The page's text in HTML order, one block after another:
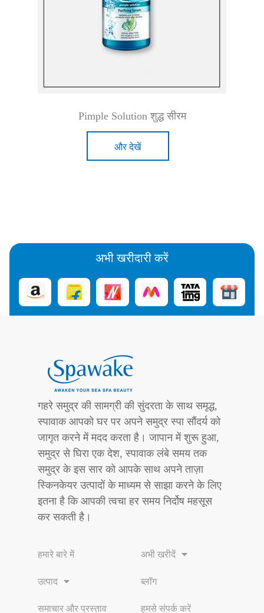
Pimple Solution शुद्ध सीरम
और देखें
अभी खरीदारी करें
गहरे समुद्र की सामग्री की सुंदरता के साथ समृद्ध,
स्पावाक आपको घर पर अपने समुद्र स्पा सौंदर्य को
जागृत करने में मदद करता है। जापान में शुरू हुआ,
समुद्र से घिरा एक देश, स्पावाक लंबे समय तक
समुद्र के इस सार को आपके साथ अपने ताज़ा
स्किनकेयर उत्पादों के माध्यम से साझा करने के लिए
इतना है कि आपकी त्वचा हर समय निर्दोष महसूस
कर सकती है।
हमारे बारे में
उत्पाद
समाचार और प्रस्ताव
अभी खरीदें
ब्लॉग
हमसे संपर्क करें